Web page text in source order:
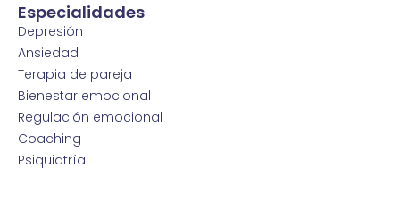
Especialidades
Depresión
Ansiedad
Terapia de pareja
Bienestar emocional
Regulación emocional
Coaching
Psiquiatría